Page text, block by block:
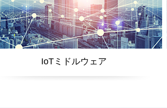
IoTミドルウェア